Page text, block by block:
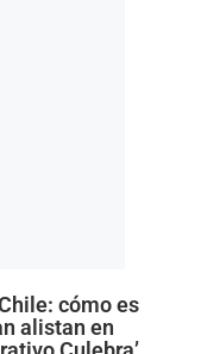
cómo es
alistan en